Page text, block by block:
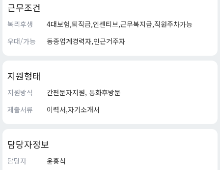
근무조건
복리후생
4대보험,퇴직금,인센티브,근무복지급,직원주차가능
우대/가능
동종업계경력자,인근거주자
지원형태
지원방식
간편문자지원, 통화후방문
제출서류
이력서,자기소개서
담당자정보
담당자 윤홍식